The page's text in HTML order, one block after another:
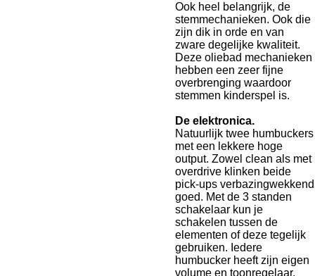
Ook heel belangrijk, de
stemmechanieken. Ook die
zijn dik in orde en van
zware degelijke kwaliteit.
Deze oliebad mechanieken
hebben een zeer fijne
overbrenging waardoor
stemmen kinderspel is.
De elektronica.
Natuurlijk twee humbuckers
met een lekkere hoge
output. Zowel clean als met
overdrive klinken beide
pick-ups verbazingwekkend
goed. Met de 3 standen
schakelaar kun je
schakelen tussen de
elementen of deze tegelijk
gebruiken. Iedere
humbucker heeft zijn eigen
volume en toonregelaar.